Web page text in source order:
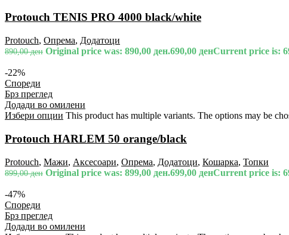
Protouch TENIS PRO 4000 black/white
Protouch, Опрема, Додатоци
890,00ден Original price was: 890,00 ден.690,00 денCurrent price is:
-22%
Спореди
Брз преглед
Додади во омилени
Избери опции This product has multiple variants. The options may be
Protouch HARLEM 50 orange/black
Protouch, Мажи, Аксесоари, Опрема, Додатоци, Кошарка, Топки
899,00ден Original price was: 899,00 ден.699,00 денCurrent price is:
-47%
Спореди
Брз преглед
Додади во омилени